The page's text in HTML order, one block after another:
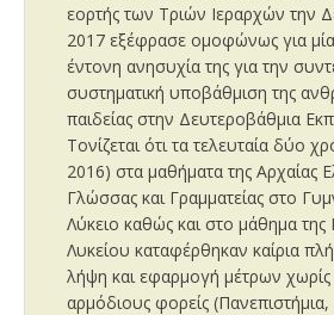
εορτής των Τριών Ιεραρχών την
2017 εξέφρασε ομοφώνως για
έντονη ανησυχία της για την
συστηματική υποβάθμιση της
παιδείας στην Δευτεροβάθμια
Τονίζεται ότι τα τελευταία δύο
2016) στα μαθήματα της Αρχαίας
Γλώσσας και Γραμματείας στο
Λύκειο καθώς και στο μάθημα της
Λυκείου καταφέρθηκαν καίρια
λήψη και εφαρμογή μέτρων
αρμόδιους φορείς (Πανεπιστήμια,